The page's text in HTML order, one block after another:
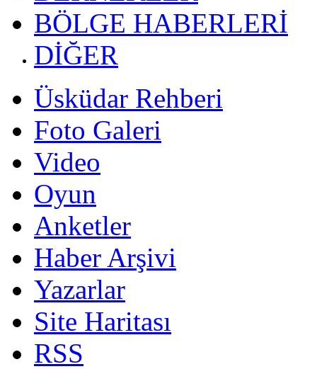
BÖLGE HABERLERİ
DİĞER
Üsküdar Rehberi
Foto Galeri
Video
Oyun
Anketler
Haber Arşivi
Yazarlar
Site Haritası
RSS